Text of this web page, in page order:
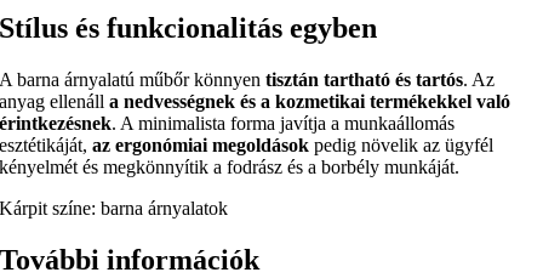
Stílus és funkcionalitás egyben
A barna árnyalatú műbőr könnyentisztán tartható és tartós. Az
anyag ellenáll a nedvességnek és a kozmetikai termékekkel való
érintkezésnek. A minimalista forma javítja a munkaállomás
esztétikáját,az ergonómiai megoldások pedig növelik az ügyfél
kényelmét és megkönnyítik a fodrász és a borbély munkáját.
Kárpit színe: barna árnyalatok
További információk